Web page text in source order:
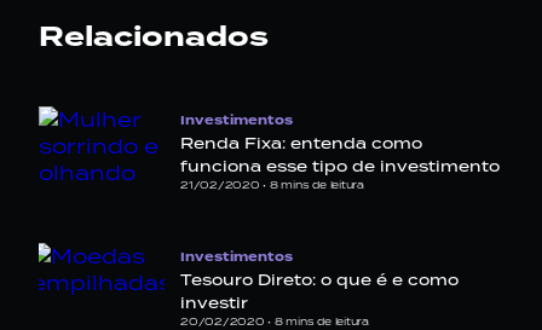
Relacionados
Investimentos
Renda Fixa: entenda como
funciona esse tipo de investimento
21/02/2020 • 8 mins de leitura
Investimentos
Tesouro Direto: o que é e como
investir
20/02/2020 • 8 mins de leitura